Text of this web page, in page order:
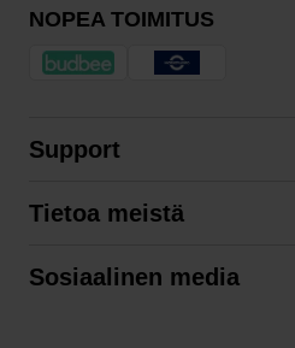
NOPEA TOIMITUS
Support
Tilausehdot
Tietoa meistä
Sosiaalinen media